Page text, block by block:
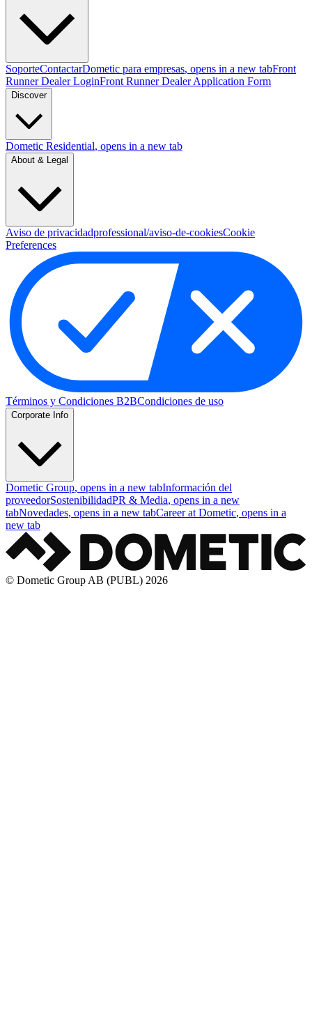
SoporteContactarDometic para empresas, opens in a new tabFront
Runner Dealer LoginFront Runner Dealer Application Form
Discover
Dometic Residential, opens in a new tab
About & Legal
Aviso de privacidadprofessional/aviso-de-cookiesCookie
Preferences
Términos y Condiciones B2BCondiciones de uso
Corporate Info
Dometic Group, opens in a new tabInformación del
proveedorSostenibilidadPR & Media, opens in a new
tabNovedades, opens in a new tabCareer at Dometic, opens in a
new tab
© Dometic Group AB (PUBL) 2026